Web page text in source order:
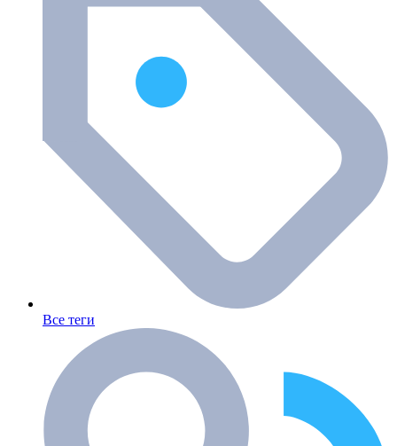
Все теги